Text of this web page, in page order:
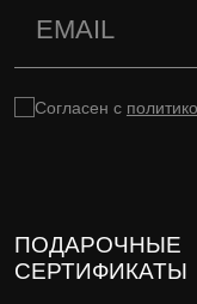
Согласен с
ПОДАРОЧНЫЕ
СЕРТИФИКАТЫ